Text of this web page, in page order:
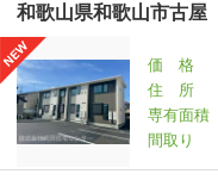
和歌山県和歌山市古屋
価 格
住 所
専有面積
間取り